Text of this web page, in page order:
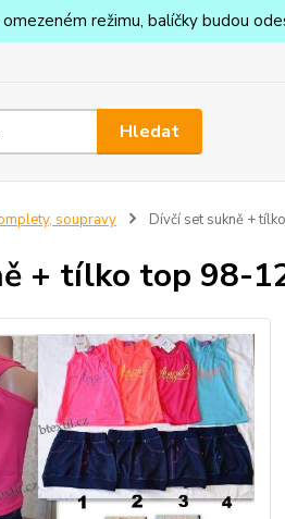
režimu, balíčky budou
Hledat
soupravy Dívčí set sukně +
+ tílko top 98-